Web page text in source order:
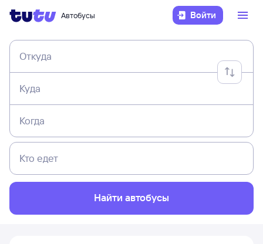
Автобусы Войти
Откуда
Куда
Когда
Кто едет
Найти автобусы